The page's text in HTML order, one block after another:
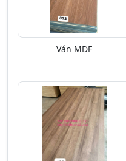
Ván MDF